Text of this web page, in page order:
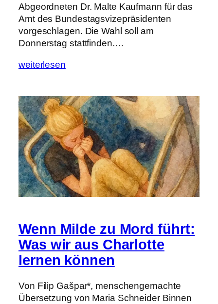
Abgeordneten Dr. Malte Kaufmann für das
Amt des Bundestagsvizepräsidenten
vorgeschlagen. Die Wahl soll am
Donnerstag stattfinden.…
weiterlesen
Wenn Milde zu Mord führt:
Was wir aus Charlotte
lernen können
Von Filip Gašpar*, menschengemachte
Übersetzung von Maria Schneider Binnen